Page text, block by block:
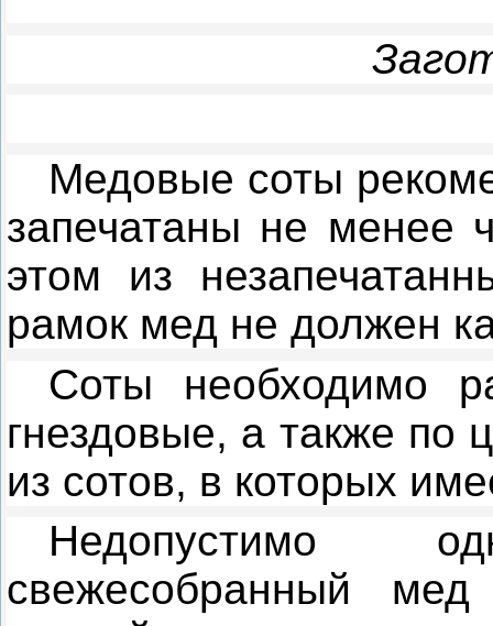
Медовые соты
запечатаны не
этом из
рамок мед не должен
Соты необходимо
гнездовые, а также по
из сотов, в которых
Недопустимо
свежесобранный